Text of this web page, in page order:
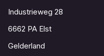
Industrieweg 28
6662 PA Elst
Gelderland